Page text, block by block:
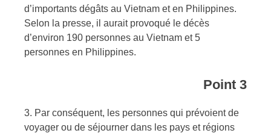
d’importants dégâts au Vietnam et en Philippines.
Selon la presse, il aurait provoqué le décès
d’environ 190 personnes au Vietnam et 5
personnes en Philippines.
Point 3
3. Par conséquent, les personnes qui prévoient de
voyager ou de séjourner dans les pays et régions